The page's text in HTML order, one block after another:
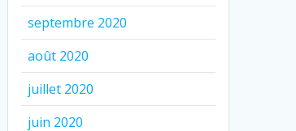
septembre 2020
août 2020
juillet 2020
juin 2020